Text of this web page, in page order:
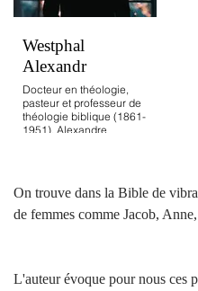
Westphal
Alexandr
Docteur en théologie,
pasteur et professeur de
théologie biblique (1861-
1951), Alexandre
On trouve dans la Bible de
de femmes comme Jacob,
L'auteur évoque pour nous ces